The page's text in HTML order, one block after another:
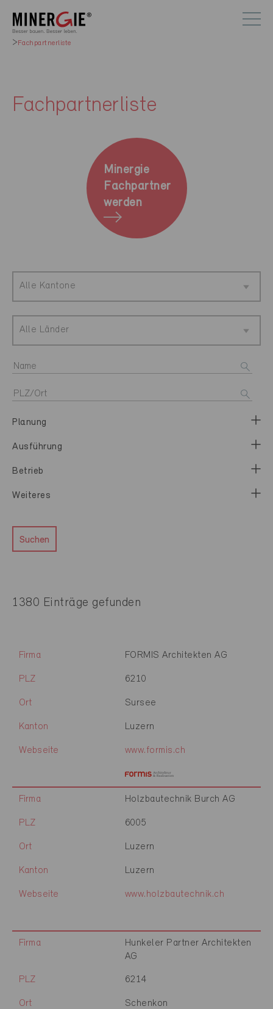
Fachpartnerliste
Fachpartnerliste
Minergie
Fachpartner
werden
Alle Kantone
Alle Länder
Planung
Ausführung
Betrieb
Weiteres
Suchen
1380 Einträge gefunden
Firma FORMIS Architekten AG
PLZ 6210
Ort Sursee
Kanton Luzern
Webseite www.formis.ch
Firma Holzbautechnik Burch AG
PLZ 6005
Ort Luzern
Kanton Luzern
Webseite www.holzbautechnik.ch
Firma
Hunkeler Partner Architekten
AG
PLZ 6214
Ort Schenkon